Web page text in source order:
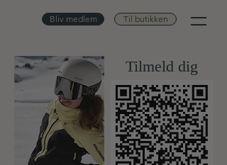
Bliv medlem Til butikken
Tilmeld dig